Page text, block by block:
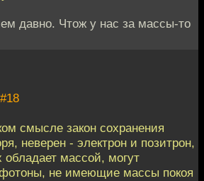
давно. Чтож у нас за массы-то
#18
смысле закон сохранения
неверен - электрон и позитрон,
обладает массой, могут
фотоны, не имеющие массы покоя